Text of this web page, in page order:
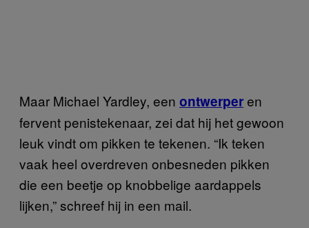
Maar Michael Yardley, een ontwerperen
fervent penistekenaar, zei dat hij het gewoon
leuk vindt om pikken te tekenen. “Ik teken
vaak heel overdreven onbesneden pikken
die een beetje op knobbelige aardappels
lijken,” schreef hij in een mail.